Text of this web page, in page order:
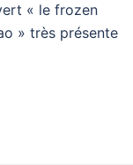
« le frozen
» très présente